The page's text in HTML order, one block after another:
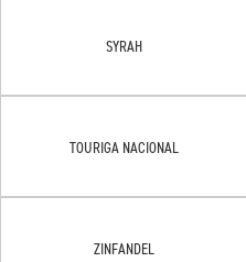
SYRAH
TOURIGA NACIONAL
ZINFANDEL